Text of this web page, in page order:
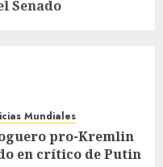
Senado
Mundiales
pro-Kremlin
en crítico de Putin